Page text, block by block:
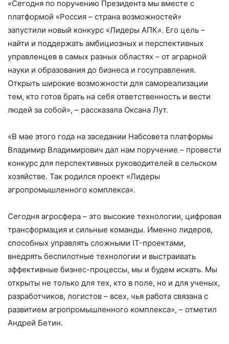
«Сегодня по поручению Президента мы вместе с
платформой «Россия – страна возможностей»
запустили новый конкурс «Лидеры АПК». Его цель –
найти и поддержать амбициозных и перспективных
управленцев в самых разных областях – от аграрной
науки и образования до бизнеса и госуправления.
Открыть широкие возможности для самореализации
тем, кто готов брать на себя ответственность и вести
людей за собой», – рассказала Оксана Лут.
«В мае этого года на заседании Набсовета платформы
Владимир Владимирович дал нам поручение – провести
конкурс для перспективных руководителей в сельском
хозяйстве. Так родился проект «Лидеры
агропромышленного комплекса».
Сегодня агросфера – это высокие технологии, цифровая
трансформация и сильные команды. Именно лидеров,
способных управлять сложными IT-проектами,
внедрять беспилотные технологии и выстраивать
эффективные бизнес-процессы, мы и будем искать. Мы
открыты не только для тех, кто в поле, но и для ученых,
разработчиков, логистов – всех, чья работа связана с
развитием агропромышленного комплекса», – отметил
Андрей Бетин.